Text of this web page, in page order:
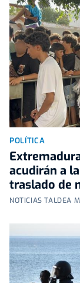
POLÍTICA
acudirán a
traslado de
NOTICIAS TALDEA